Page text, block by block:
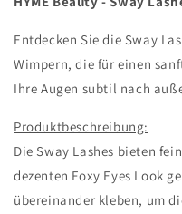
Entdecken Sie die Sway
Wimpern, die für einen
Ihre Augen subtil nach
Produktbeschreibung:
Die Sway Lashes bieten
dezenten Foxy Eyes Look
übereinander kleben, um